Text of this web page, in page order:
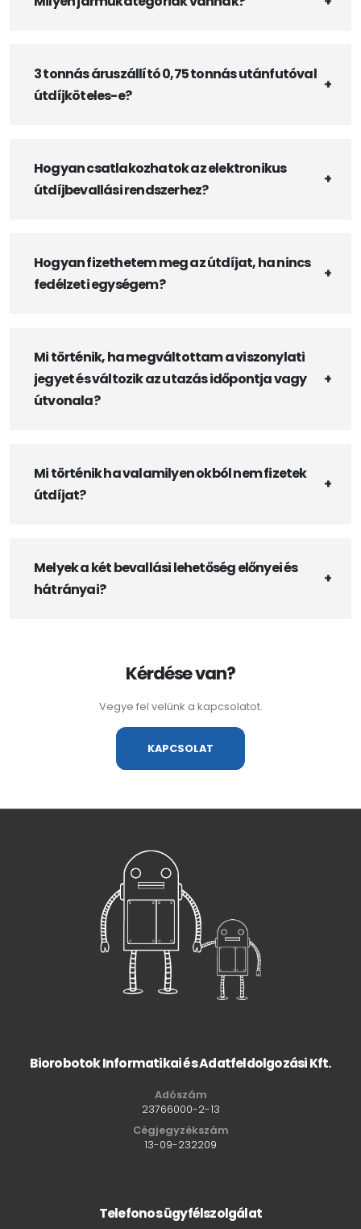
3 tonnás áruszállító 0,75 tonnás utánfutóval
útdíjköteles-e?
Hogyan csatlakozhatok az elektronikus
útdíjbevallási rendszerhez?
Hogyan fizethetem meg az útdíjat, ha nincs
fedélzeti egységem?
Mi történik, ha megváltottam a viszonylati
jegyet és változik az utazás időpontja vagy
útvonala?
Mi történik ha valamilyen okból nem fizetek
útdíjat?
Melyek a két bevallási lehetőség előnyei és
hátrányai?
Kérdése van?
Vegye fel velünk a kapcsolatot.
KAPCSOLAT
Biorobotok Informatikai és Adatfeldolgozási Kft.
Adószám
23766000-2-13
Cégjegyzékszám
13-09-232209
Telefonos ügyfélszolgálat